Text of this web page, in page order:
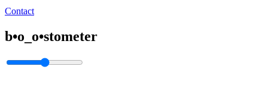
Contact
b•o_o•stometer